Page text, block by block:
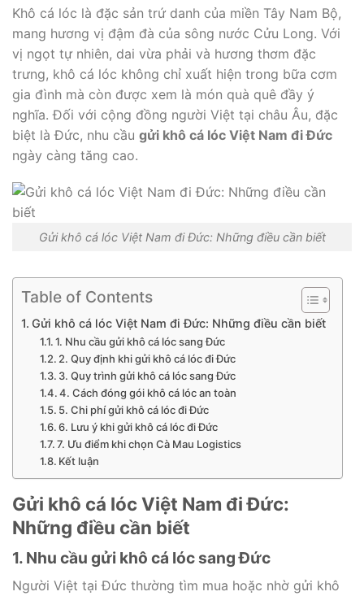
Khô cá lóc là đặc sản trứ danh của miền Tây Nam Bộ,
mang hương vị đậm đà của sông nước Cửu Long. Với
vị ngọt tự nhiên, dai vừa phải và hương thơm đặc
trưng, khô cá lóc không chỉ xuất hiện trong bữa cơm
gia đình mà còn được xem là món quà quê đầy ý
nghĩa. Đối với cộng đồng người Việt tại châu Âu, đặc
biệt là Đức, nhu cầu gửi khô cá lóc Việt Nam đi Đức
ngày càng tăng cao.
Gửi khô cá lóc Việt Nam đi Đức: Những điều cần biết
Table of Contents
Gửi khô cá lóc Việt Nam đi Đức: Những điều cần biết
1. Nhu cầu gửi khô cá lóc sang Đức
2. Quy định khi gửi khô cá lóc đi Đức
3. Quy trình gửi khô cá lóc sang Đức
4. Cách đóng gói khô cá lóc an toàn
5. Chi phí gửi khô cá lóc đi Đức
6. Lưu ý khi gửi khô cá lóc đi Đức
7. Ưu điểm khi chọn Cà Mau Logistics
Kết luận
Gửi khô cá lóc Việt Nam đi Đức:
Những điều cần biết
1. Nhu cầu gửi khô cá lóc sang Đức
Người Việt tại Đức thường tìm mua hoặc nhờ gửi khô